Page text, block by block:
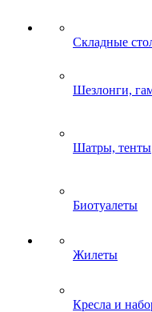
Складные
Шезлонги,
Шатры, тенты
Биотуалеты
Жилеты
Кресла и